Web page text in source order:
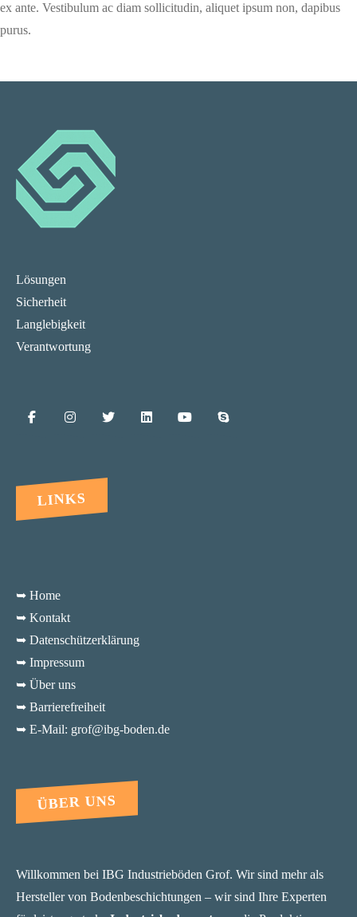
ex ante. Vestibulum ac diam sollicitudin, aliquet ipsum non, dapibus
purus.
Lösungen
Sicherheit
Langlebigkeit
Verantwortung
LINKS
➥ Home
➥ Kontakt
➥ Datenschützerklärung
➥ Impressum
➥ Über uns
➥ Barrierefreiheit
➥ E-Mail: grof@ibg-boden.de
ÜBER UNS
Willkommen bei IBG Industrieböden Grof. Wir sind mehr als
Hersteller von Bodenbeschichtungen – wir sind Ihre Experten